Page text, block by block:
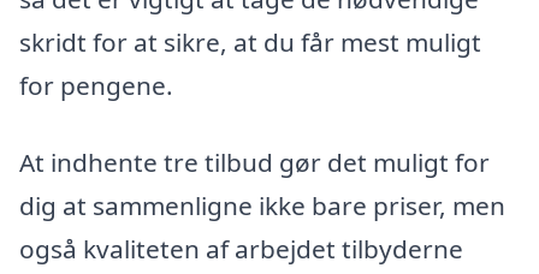
skridt for at sikre, at du får mest muligt
for pengene.
At indhente tre tilbud gør det muligt for
dig at sammenligne ikke bare priser, men
også kvaliteten af arbejdet tilbyderne